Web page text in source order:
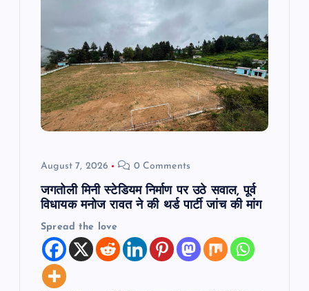
August 7, 2026 0 Comments
जगतोली मिनी स्टेडियम निर्माण पर उठे सवाल, पूर्व
विधायक मनोज रावत ने की थर्ड पार्टी जांच की मांग
Spread the love